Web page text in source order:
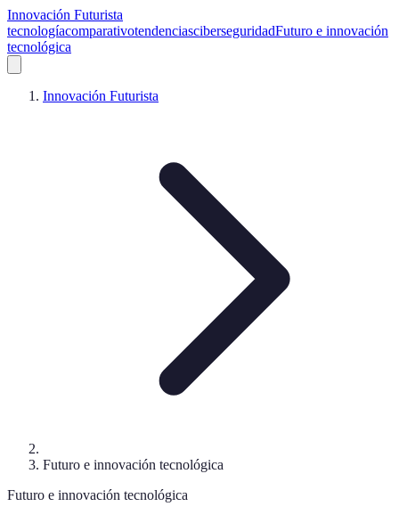
Innovación Futurista
tecnologíacomparativotendenciasciberseguridadFuturo e innovación
tecnológica
Innovación Futurista
Futuro e innovación tecnológica
Futuro e innovación tecnológica